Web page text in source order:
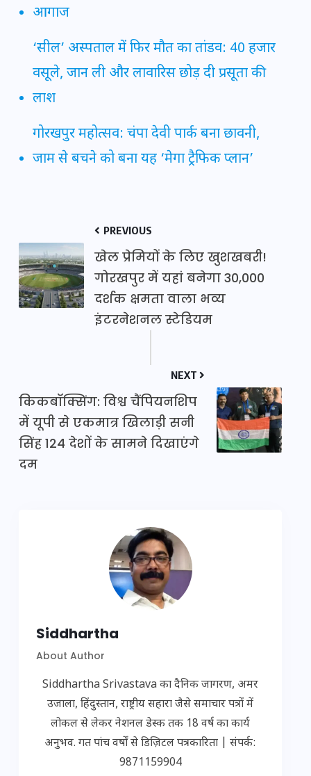
आगाज
‘सील’ अस्पताल में फिर मौत का तांडव: 40 हजार
वसूले, जान ली और लावारिस छोड़ दी प्रसूता की
लाश
गोरखपुर महोत्सव: चंपा देवी पार्क बना छावनी,
जाम से बचने को बना यह ‘मेगा ट्रैफिक प्लान’
PREVIOUS
खेल प्रेमियों के लिए खुशखबरी!
गोरखपुर में यहां बनेगा 30,000
दर्शक क्षमता वाला भव्य
इंटरनेशनल स्टेडियम
NEXT
किकबॉक्सिंग: विश्व चैंपियनशिप
में यूपी से एकमात्र खिलाड़ी सनी
सिंह 124 देशों के सामने दिखाएंगे
दम
Siddhartha
About Author
Siddhartha Srivastava का दैनिक जागरण, अमर
उजाला, हिंदुस्तान, राष्ट्रीय सहारा जैसे समाचार पत्रों में
लोकल से लेकर नेशनल डेस्क तक 18 वर्ष का कार्य
अनुभव. गत पांच वर्षों से डिज़िटल पत्रकारिता | संपर्क:
9871159904